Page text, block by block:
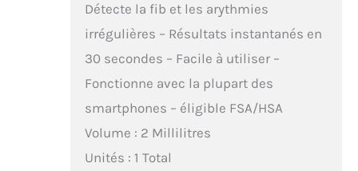
Détecte la fib et les arythmies
irrégulières – Résultats instantanés en
30 secondes – Facile à utiliser –
Fonctionne avec la plupart des
smartphones – éligible FSA/HSA
Volume : 2 Millilitres
Unités : 1 Total